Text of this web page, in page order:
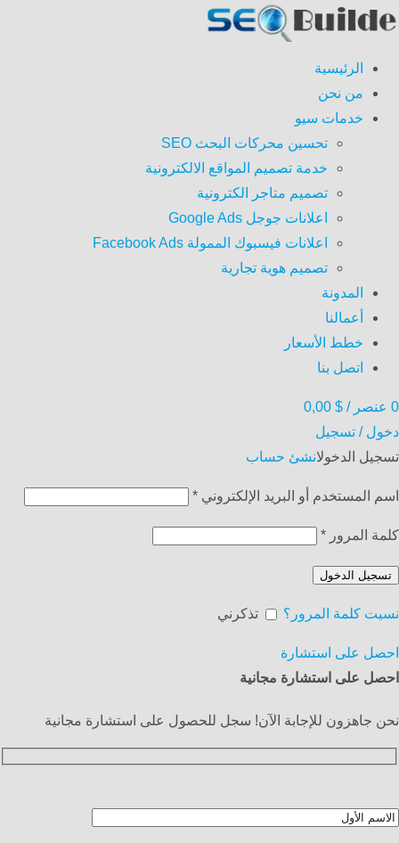
الرئيسية
من نحن
خدمات سيو
تحسين محركات البحث SEO
خدمة تصميم المواقع الالكترونية
تصميم متاجر الكترونية
اعلانات جوجل Google Ads
اعلانات فيسبوك الممولة Facebook Ads
تصميم هوية تجارية
المدونة
أعمالنا
خطط الأسعار
اتصل بنا
0 عنصر /
0,00 $
دخول / تسجيل
تسجيل الدخولانشئ حساب
اسم المستخدم أو البريد الإلكتروني *
كلمة المرور *
تسجيل الدخول
نسيت كلمة المرور؟ تذكرني
احصل على استشارة
احصل على استشارة مجانية
نحن جاهزون للإجابة الآن! سجل للحصول على استشارة مجانية